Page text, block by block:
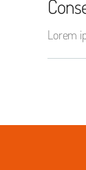
Lorem